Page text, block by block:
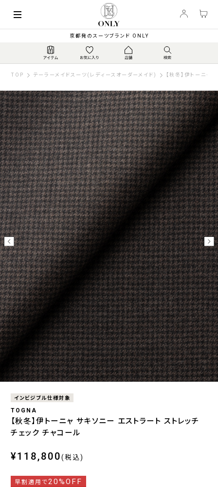
京都発のスーツブランド ONLY
TOP テーラーメイドスーツ(レディースオーダーメイド) 【秋冬】伊トーニャ
インビジブル仕様対象
TOGNA
【秋冬】伊トーニャ サキソニー エストラート ストレッチ
チェック チャコール
¥118,800(税込)
早割適用で20%OFF